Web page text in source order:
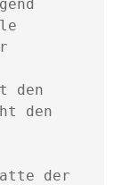
den
den
der